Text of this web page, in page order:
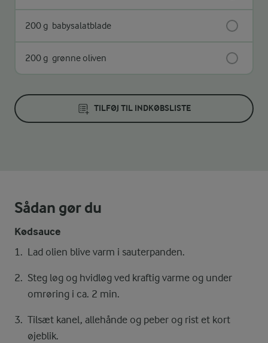
200 g babysalatblade
200 g grønne oliven
TILFØJ TIL INDKØBSLISTE
Sådan gør du
Kødsauce
Lad olien blive varm i sauterpanden.
Steg løg og hvidløg ved kraftig varme og under
omrøring i ca. 2 min.
Tilsæt kanel, allehånde og peber og rist et kort
øjeblik.